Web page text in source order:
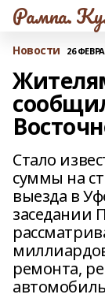
Рампа.
Новости 26
Стало
суммы на
выезда в
заседании
ремонта,